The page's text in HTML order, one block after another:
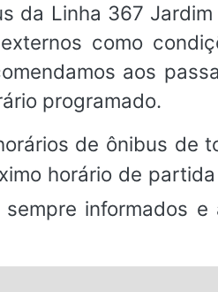
da Linha 367
como
aos
programado.
de ônibus de
horário de
informados e